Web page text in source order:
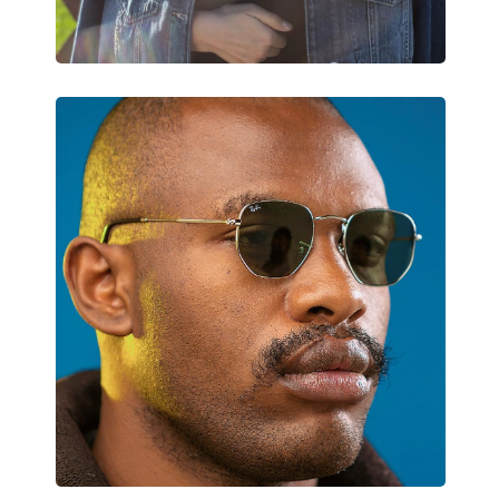
Dostupné s dioptrickými
šošovkami:
Nie